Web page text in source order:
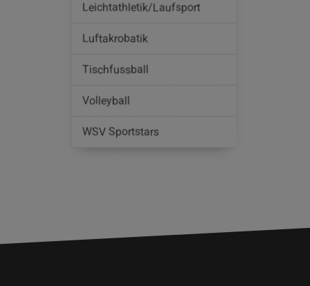
Leichtathletik/Laufsport
Luftakrobatik
Tischfussball
Volleyball
WSV Sportstars